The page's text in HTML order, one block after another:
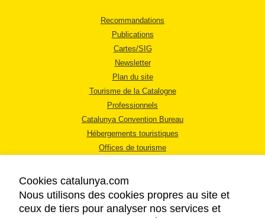
Recommandations
Publications
Cartes/SIG
Newsletter
Plan du site
Tourisme de la Catalogne
Professionnels
Catalunya Convention Bureau
Hébergements touristiques
Offices de tourisme
Cookies catalunya.com
Nous utilisons des cookies propres au site et
ceux de tiers pour analyser nos services et